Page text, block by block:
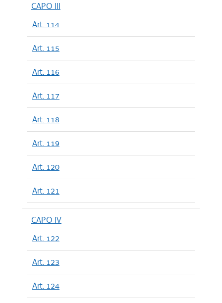
CAPO III
Art. 114
Art. 115
Art. 116
Art. 117
Art. 118
Art. 119
Art. 120
Art. 121
CAPO IV
Art. 122
Art. 123
Art. 124